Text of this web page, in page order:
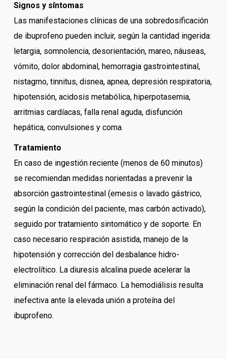
Signos y síntomas
Las manifestaciones clínicas de una sobredosificación
de ibuprofeno pueden incluir, según la cantidad ingerida:
letargia, somnolencia, desorientación, mareo, náuseas,
vómito, dolor abdominal, hemorragia gastrointestinal,
nistagmo, tinnitus, disnea, apnea, depresión respiratoria,
hipotensión, acidosis metabólica, hiperpotasemia,
arritmias cardíacas, falla renal aguda, disfunción
hepática, convulsiones y coma.
Tratamiento
En caso de ingestión reciente (menos de 60 minutos)
se recomiendan medidas norientadas a prevenir la
absorción gastrointestinal (emesis o lavado gástrico,
según la condición del paciente, mas carbón activado),
seguido por tratamiento sintomático y de soporte. En
caso necesario respiración asistida, manejo de la
hipotensión y corrección del desbalance hidro-
electrolítico. La diuresis alcalina puede acelerar la
eliminación renal del fármaco. La hemodiálisis resulta
inefectiva ante la elevada unión a proteína del
ibuprofeno.